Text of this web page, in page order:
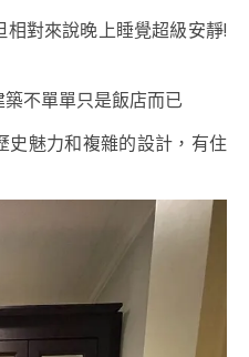
對來說晚上睡覺超級安靜!
不單單只是飯店而已
史魅力和複雜的設計，有住